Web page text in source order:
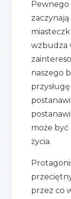
Pewnego
wzbudza
naszego
może być
życia.
przez co